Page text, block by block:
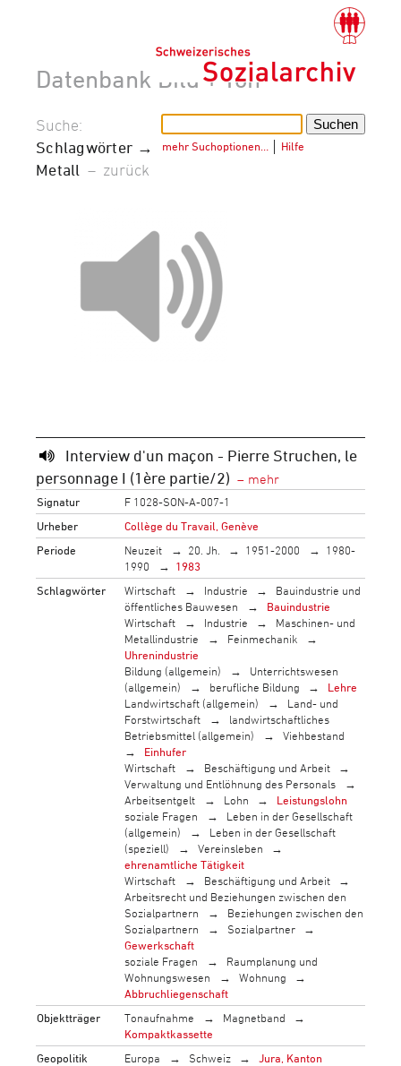
Datenbank Bild + Ton
mehr Suchoptionen… Hilfe
Suche:
Schlagwörter →
Metall – zurück
Interview d'un maçon - Pierre Struchen, le
personnage I (1ère partie/2)
Signatur
F 1028-SON-A-007-1
Urheber
Collège du Travail, Genève
Periode
Neuzeit 20. Jh. 1951-2000
1980-
1990
1983
Schlagwörter
Wirtschaft Industrie
Bauindustrie und
öffentliches Bauwesen
Bauindustrie
Wirtschaft
Industrie
Maschinen- und
Metallindustrie
Feinmechanik
Uhrenindustrie
Bildung (allgemein)
Unterrichtswesen
(allgemein)
berufliche Bildung
Lehre
Landwirtschaft (allgemein)
Land- und
Forstwirtschaft
landwirtschaftliches
Betriebsmittel (allgemein)
Viehbestand
Einhufer
Wirtschaft
Beschäftigung und Arbeit
Verwaltung und Entlöhnung des Personals
Arbeitsentgelt
Lohn
Leistungslohn
soziale Fragen
Leben in der Gesellschaft
(allgemein)
Leben in der Gesellschaft
(speziell)
Vereinsleben
ehrenamtliche Tätigkeit
Wirtschaft
Beschäftigung und Arbeit
Arbeitsrecht und Beziehungen zwischen den
Sozialpartnern
Beziehungen zwischen den
Sozialpartnern
Sozialpartner
Gewerkschaft
soziale Fragen
Raumplanung und
Wohnungswesen
Wohnung
Abbruchliegenschaft
Objektträger
Tonaufnahme
Magnetband
Kompaktkassette
Geopolitik
Europa Schweiz
Jura, Kanton